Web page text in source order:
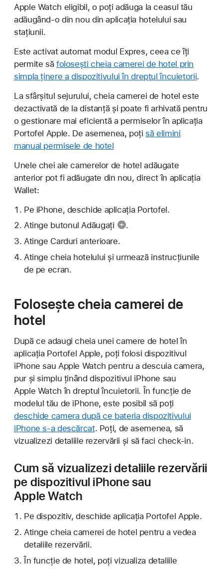
Apple Watch eligibil, o poți adăuga la ceasul tău
adăugând-o din nou din aplicația hotelului sau
stațiunii.
Este activat automat modul Expres, ceea ce îți
permite să folosești cheia camerei de hotel prin
simpla ținere a dispozitivului în dreptul încuietorii.
La sfârșitul sejurului, cheia camerei de hotel este
dezactivată de la distanță și poate fi arhivată pentru
o gestionare mai eficientă a permiselor în aplicația
Portofel Apple. De asemenea, poți să elimini
manual permisele de hotel
Unele chei ale camerelor de hotel adăugate
anterior pot fi adăugate din nou, direct în aplicația
Wallet:
Pe iPhone, deschide aplicația Portofel.
Atinge butonul Adăugați
.
Atinge Carduri anterioare.
Atinge cheia hotelului și urmează instrucțiunile
de pe ecran.
Folosește cheia camerei de
hotel
După ce adaugi cheia unei camere de hotel în
aplicația Portofel Apple, poți folosi dispozitivul
iPhone sau Apple Watch pentru a descuia camera,
pur și simplu ținând dispozitivul iPhone sau
Apple Watch în dreptul încuietorii. În funcție de
modelul tău de iPhone, este posibil să poți
deschide camera după ce bateria dispozitivului
iPhone s-a descărcat. Poți, de asemenea, să
vizualizezi detaliile rezervării și să faci check-in.
Cum să vizualizezi detaliile rezervării
pe dispozitivul iPhone sau
Apple Watch
Pe dispozitiv, deschide aplicația Portofel Apple.
Atinge cheia camerei de hotel pentru a vedea
detaliile rezervării.
În funcție de hotel, poți vizualiza detaliile